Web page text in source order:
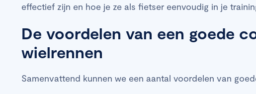
effectief zijn en hoe je ze als fietser eenvoudig in je
De voordelen van een goede
wielrennen
Samenvattend kunnen we een aantal voordelen van